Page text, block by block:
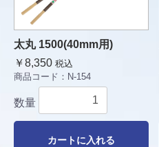
太丸 1500(40mm用)
￥8,350 税込
商品コード： N-154
数量
カートに入れる